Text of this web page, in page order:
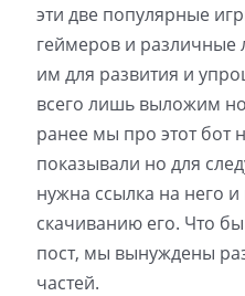
эти две популярные
геймеров и различные
им для развития и
всего лишь выложим
ранее мы про этот бот
показывали но для
нужна ссылка на него
скачиванию его. Что
пост, мы вынуждены
частей.